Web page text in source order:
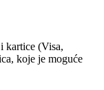
kartice (Visa,
koje je moguće